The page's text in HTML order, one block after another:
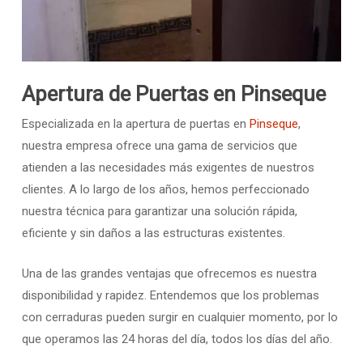
Apertura de Puertas en Pinseque
Especializada en la apertura de puertas en Pinseque,
nuestra empresa ofrece una gama de servicios que
atienden a las necesidades más exigentes de nuestros
clientes. A lo largo de los años, hemos perfeccionado
nuestra técnica para garantizar una solución rápida,
eficiente y sin daños a las estructuras existentes.
Una de las grandes ventajas que ofrecemos es nuestra
disponibilidad y rapidez. Entendemos que los problemas
con cerraduras pueden surgir en cualquier momento, por lo
que operamos las 24 horas del día, todos los días del año.